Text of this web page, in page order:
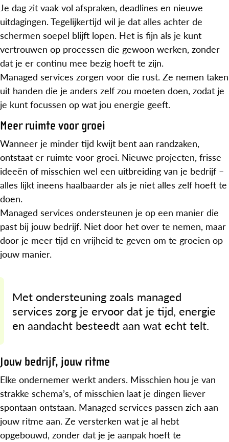
Je dag zit vaak vol afspraken, deadlines en nieuwe
uitdagingen. Tegelijkertijd wil je dat alles achter de
schermen soepel blijft lopen. Het is fijn als je kunt
vertrouwen op processen die gewoon werken, zonder
dat je er continu mee bezig hoeft te zijn.
Managed services zorgen voor die rust. Ze nemen taken
uit handen die je anders zelf zou moeten doen, zodat je
je kunt focussen op wat jou energie geeft.
Meer ruimte voor groei
Wanneer je minder tijd kwijt bent aan randzaken,
ontstaat er ruimte voor groei. Nieuwe projecten, frisse
ideeën of misschien wel een uitbreiding van je bedrijf –
alles lijkt ineens haalbaarder als je niet alles zelf hoeft te
doen.
Managed services ondersteunen je op een manier die
past bij jouw bedrijf. Niet door het over te nemen, maar
door je meer tijd en vrijheid te geven om te groeien op
jouw manier.
Met ondersteuning zoals managed
services zorg je ervoor dat je tijd, energie
en aandacht besteedt aan wat echt telt.
Jouw bedrijf, jouw ritme
Elke ondernemer werkt anders. Misschien hou je van
strakke schema’s, of misschien laat je dingen liever
spontaan ontstaan. Managed services passen zich aan
jouw ritme aan. Ze versterken wat je al hebt
opgebouwd, zonder dat je je aanpak hoeft te